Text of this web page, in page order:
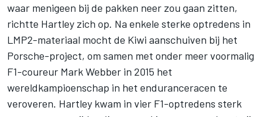
waar menigeen bij de pakken neer zou gaan zitten,
richtte Hartley zich op. Na enkele sterke optredens in
LMP2-materiaal mocht de Kiwi aanschuiven bij het
Porsche-project, om samen met onder meer voormalig
F1-coureur Mark Webber in 2015 het
wereldkampioenschap in het enduranceracen te
veroveren. Hartley kwam in vier F1-optredens sterk